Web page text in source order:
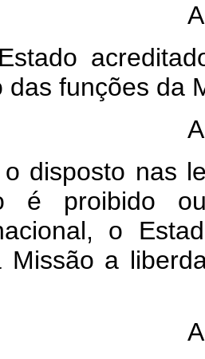
acreditado
das funções da
nas leis
é proibido
o
Missão a